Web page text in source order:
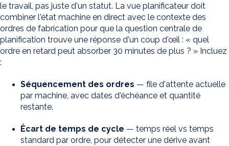
le travail, pas juste d'un statut. La vue planificateur doit
combiner l'état machine en direct avec le contexte des
ordres de fabrication pour que la question centrale de
planification trouve une réponse d'un coup d'œil : « quel
ordre en retard peut absorber 30 minutes de plus ? » Incluez
:
Séquencement des ordres — file d'attente actuelle
par machine, avec dates d'échéance et quantité
restante.
Écart de temps de cycle — temps réel vs temps
standard par ordre, pour détecter une dérive avant